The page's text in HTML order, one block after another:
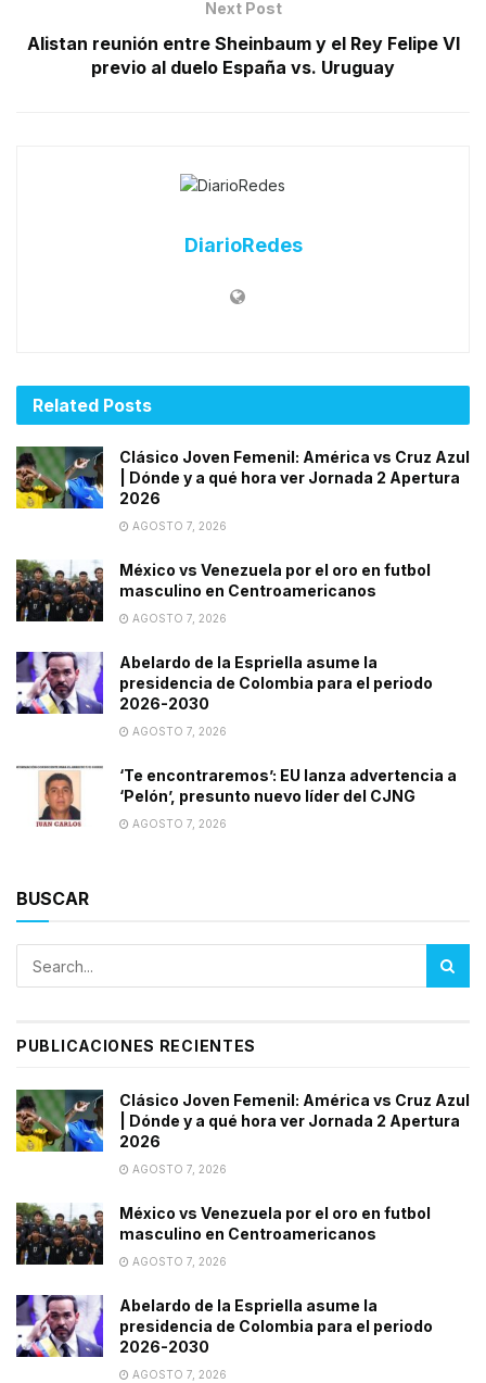
Next Post
Alistan reunión entre Sheinbaum y el Rey Felipe VI
previo al duelo España vs. Uruguay
DiarioRedes
Related Posts
Clásico Joven Femenil: América vs Cruz Azul
| Dónde y a qué hora ver Jornada 2 Apertura
2026
AGOSTO 7, 2026
México vs Venezuela por el oro en futbol
masculino en Centroamericanos
AGOSTO 7, 2026
Abelardo de la Espriella asume la
presidencia de Colombia para el periodo
2026-2030
AGOSTO 7, 2026
‘Te encontraremos’: EU lanza advertencia a
‘Pelón’, presunto nuevo líder del CJNG
AGOSTO 7, 2026
BUSCAR
PUBLICACIONES RECIENTES
Clásico Joven Femenil: América vs Cruz Azul
| Dónde y a qué hora ver Jornada 2 Apertura
2026
AGOSTO 7, 2026
México vs Venezuela por el oro en futbol
masculino en Centroamericanos
AGOSTO 7, 2026
Abelardo de la Espriella asume la
presidencia de Colombia para el periodo
2026-2030
AGOSTO 7, 2026